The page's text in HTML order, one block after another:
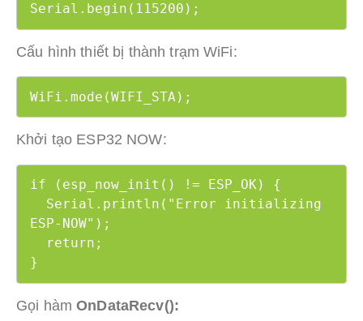
Serial.begin(115200);
Cấu hình thiết bị thành trạm WiFi:
WiFi.mode(WIFI_STA);
Khởi tạo ESP32 NOW:
if (esp_now_init() != ESP_OK) {
ESP-NOW");
}
Gọi hàmOnDataRecv():